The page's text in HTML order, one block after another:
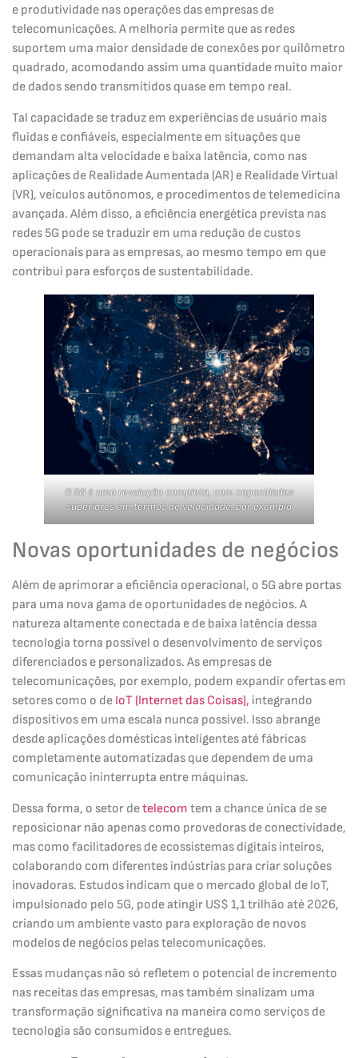
e produtividade nas operações das empresas de
telecomunicações. A melhoria permite que as redes
suportem uma maior densidade de conexões por quilômetro
quadrado, acomodando assim uma quantidade muito maior
de dados sendo transmitidos quase em tempo real.
Tal capacidade se traduz em experiências de usuário mais
fluidas e confiáveis, especialmente em situações que
demandam alta velocidade e baixa latência, como nas
aplicações de Realidade Aumentada (AR) e Realidade Virtual
(VR), veículos autônomos, e procedimentos de telemedicina
avançada. Além disso, a eficiência energética prevista nas
redes 5G pode se traduzir em uma redução de custos
operacionais para as empresas, ao mesmo tempo em que
contribui para esforços de sustentabilidade.
O 5G é uma revolução completa, com capacidades
superiores em termos de velocidade, por exemplo
Novas oportunidades de negócios
Além de aprimorar a eficiência operacional, o 5G abre portas
para uma nova gama de oportunidades de negócios. A
natureza altamente conectada e de baixa latência dessa
tecnologia torna possível o desenvolvimento de serviços
diferenciados e personalizados. As empresas de
telecomunicações, por exemplo, podem expandir ofertas em
setores como o de IoT (Internet das Coisas), integrando
dispositivos em uma escala nunca possível. Isso abrange
desde aplicações domésticas inteligentes até fábricas
completamente automatizadas que dependem de uma
comunicação ininterrupta entre máquinas.
Dessa forma, o setor detelecom tem a chance única de se
reposicionar não apenas como provedoras de conectividade,
mas como facilitadores de ecossistemas digitais inteiros,
colaborando com diferentes indústrias para criar soluções
inovadoras. Estudos indicam que o mercado global de IoT,
impulsionado pelo 5G, pode atingir US$ 1,1 trilhão até 2026,
criando um ambiente vasto para exploração de novos
modelos de negócios pelas telecomunicações.
Essas mudanças não só refletem o potencial de incremento
nas receitas das empresas, mas também sinalizam uma
transformação significativa na maneira como serviços de
tecnologia são consumidos e entregues.